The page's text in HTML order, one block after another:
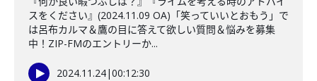
スをください』(2024.11.09 OA)「笑っていいとおもう」で
は呂布カルマ＆鷹の目に答えて欲しい質問＆悩みを募集
中！ZIP-FMのエントリーか...
2024.11.24|00:12:30